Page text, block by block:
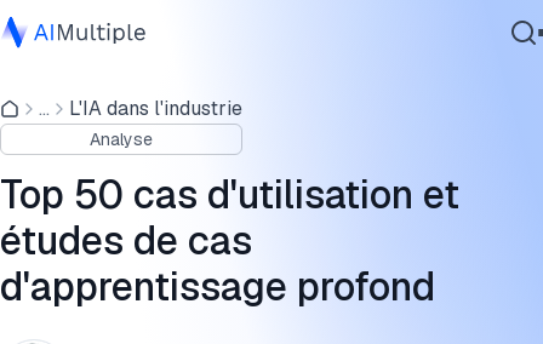
IA agentique
cybersécurité
Données
Logiciel d'entreprise
Services
... L'IA dans l'industrie
Analyse
Top 50 cas d'utilisation et
études de cas
d'apprentissage profond
Quels sont les cas d'utilisation de l'apprentissage profond
dans différents secteurs et industries ?
Quels sont les cas d'utilisation de l'apprentissage profond
dans différents départements ou fonctions ?